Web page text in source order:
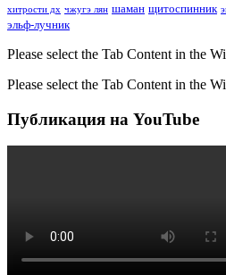
хитрости дх чжугэ лян шаман щитоспинник
эльф-лучник
Please select the Tab Content in the
Please select the Tab Content in the
Публикация на YouTube